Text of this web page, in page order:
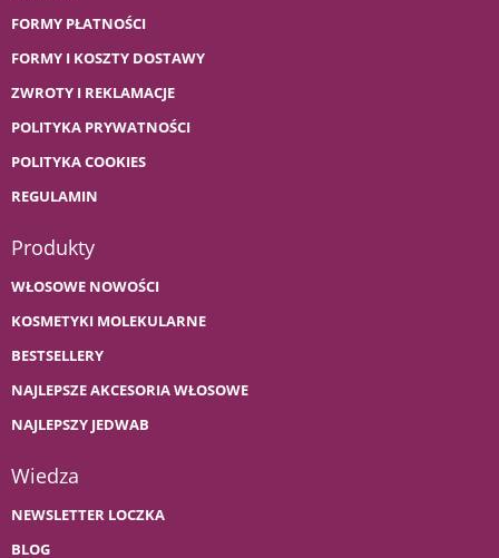
FORMY PŁATNOŚCI
FORMY I KOSZTY DOSTAWY
ZWROTY I REKLAMACJE
POLITYKA PRYWATNOŚCI
POLITYKA COOKIES
REGULAMIN
Produkty
WŁOSOWE NOWOŚCI
KOSMETYKI MOLEKULARNE
BESTSELLERY
NAJLEPSZE AKCESORIA WŁOSOWE
NAJLEPSZY JEDWAB
Wiedza
NEWSLETTER LOCZKA
BLOG